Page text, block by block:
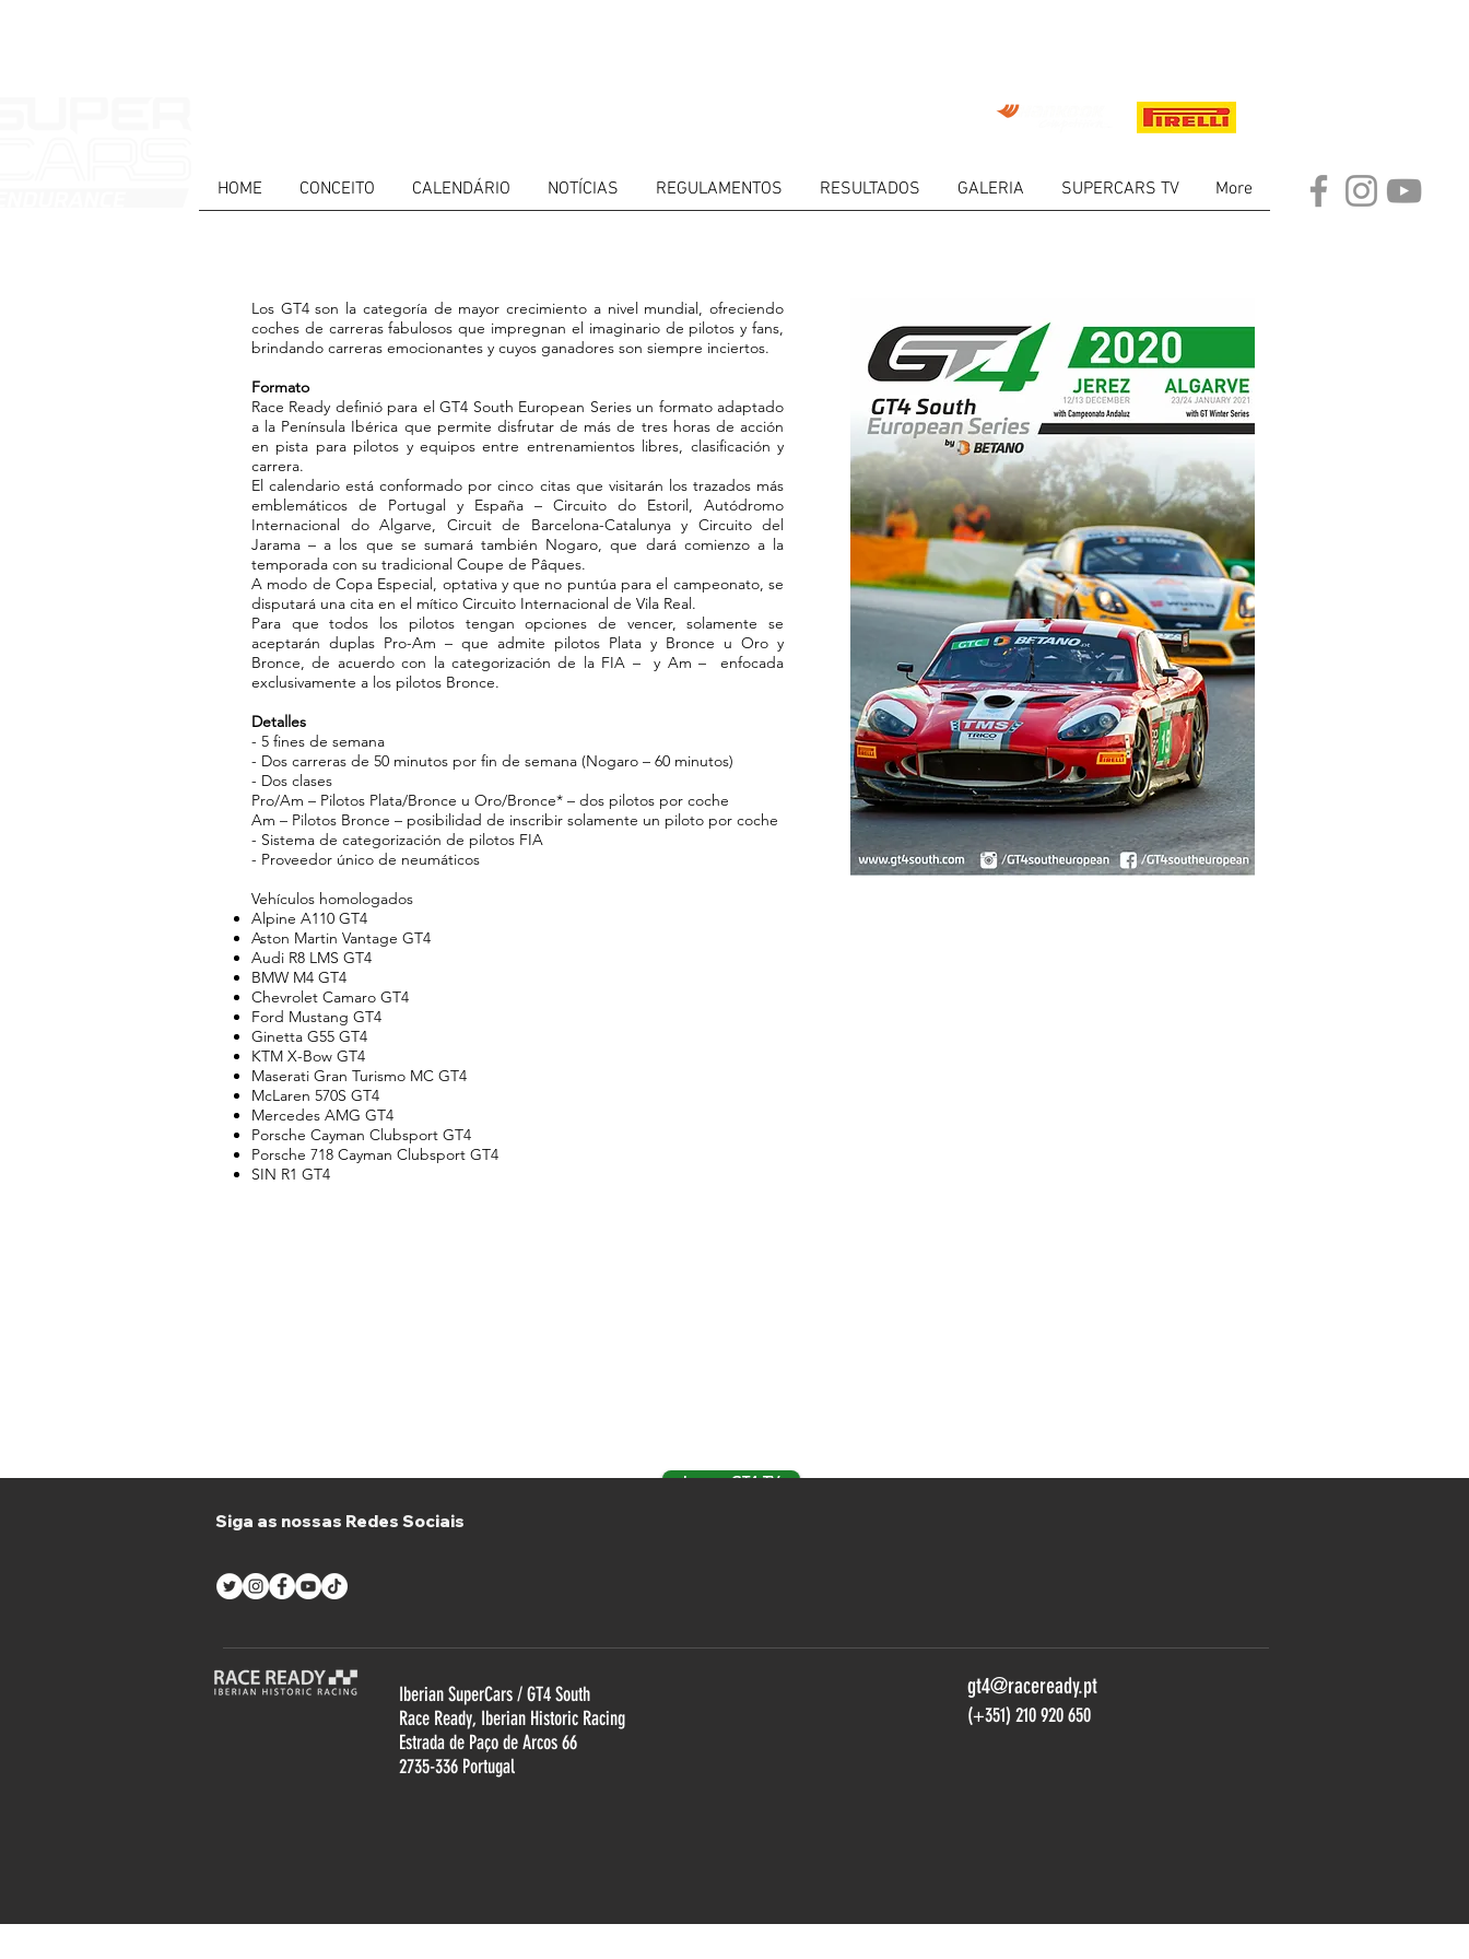
HOME CONCEITO CALENDÁRIO NOTÍCIAS REGULAMENTOS RESULTADOS GALERIA SUPERCARS TV More
Los GT4 son la categoría de mayor crecimiento a nivel mundial, ofreciendo
coches de carreras fabulosos que impregnan el imaginario de pilotos y fans,
brindando carreras emocionantes y cuyos ganadores son siempre inciertos.
Formato
Race Ready definió para el GT4 South European Series un formato adaptado
a la Península Ibérica que permite disfrutar de más de tres horas de acción
en pista para pilotos y equipos entre entrenamientos libres, clasificación y
carrera.
El calendario está conformado por cinco citas que visitarán los trazados más
emblemáticos de Portugal y España – Circuito do Estoril, Autódromo
Internacional do Algarve, Circuit de Barcelona-Catalunya y Circuito del
Jarama – a los que se sumará también Nogaro, que dará comienzo a la
temporada con su tradicional Coupe de Pâques.
A modo de Copa Especial, optativa y que no puntúa para el campeonato, se
disputará una cita en el mítico Circuito Internacional de Vila Real.
Para que todos los pilotos tengan opciones de vencer, solamente se
aceptarán duplas Pro-Am – que admite pilotos Plata y Bronce u Oro y
Bronce, de acuerdo con la categorización de la FIA – y Am – enfocada
exclusivamente a los pilotos Bronce.
Detalles
- 5 fines de semana
- Dos carreras de 50 minutos por fin de semana (Nogaro – 60 minutos)
- Dos clases
Pro/Am – Pilotos Plata/Bronce u Oro/Bronce* – dos pilotos por coche
Am – Pilotos Bronce – posibilidad de inscribir solamente un piloto por coche
- Sistema de categorización de pilotos FIA
- Proveedor único de neumáticos
Vehículos homologados
Alpine A110 GT4
Aston Martin Vantage GT4
Audi R8 LMS GT4
BMW M4 GT4
Chevrolet Camaro GT4
Ford Mustang GT4
Ginetta G55 GT4
KTM X-Bow GT4
Maserati Gran Turismo MC GT4
McLaren 570S GT4
Mercedes AMG GT4
Porsche Cayman Clubsport GT4
Porsche 718 Cayman Clubsport GT4
SIN R1 GT4
Próximo evento
Ir para GT4 TV
Siga as nossas Redes Sociais
Iberian SuperCars / GT4 South
Race Ready, Iberian Historic Racing
Estrada de Paço de Arcos 66
2735-336 Portugal
gt4@raceready.pt
(+351) 210 920 650